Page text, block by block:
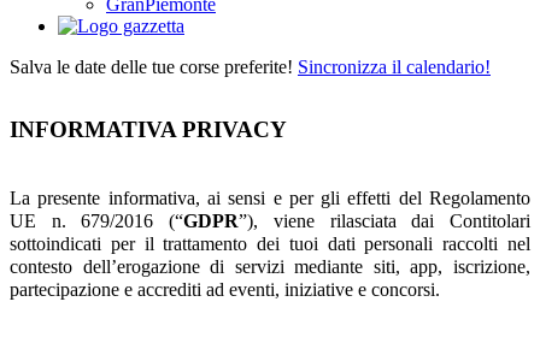
Salva le date delle tue corse preferite! Sincronizza il calendario!
INFORMATIVA PRIVACY
La presente informativa, ai sensi e per gli effetti del Regolamento
UE n. 679/2016 (“GDPR”), viene rilasciata dai Contitolari
sottoindicati per il trattamento dei tuoi dati personali raccolti nel
contesto dell’erogazione di servizi mediante siti, app, iscrizione,
partecipazione e accrediti ad eventi, iniziative e concorsi.